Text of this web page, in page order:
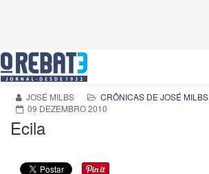
JOSÉ MILBS
CRÔNICAS DE JOSÉ MILBS
09 DEZEMBRO 2010
Ecila